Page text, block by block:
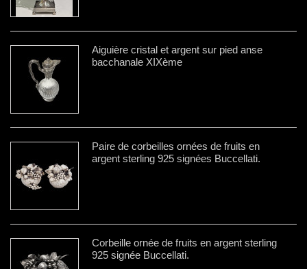
Aiguière cristal et argent sur pied anse
bacchanale XIXème
Paire de corbeilles ornées de fruits en
argent sterling 925 signées Buccellati.
Corbeille ornée de fruits en argent sterling
925 signée Buccellati.